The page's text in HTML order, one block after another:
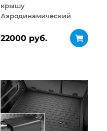
крышу
Аэродинамический
ДВУСТОРОННЕЕ
22000 руб.